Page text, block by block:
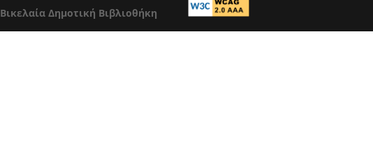
Βικελαία Δημοτική Βιβλιοθήκη